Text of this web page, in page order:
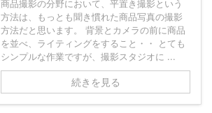
商品撮影の分野において、平置き撮影という
方法は、もっとも聞き慣れた商品写真の撮影
方法だと思います。 背景とカメラの前に商品
を並べ、ライティングをすること・・ とても
シンプルな作業ですが、撮影スタジオに ...
続きを見る